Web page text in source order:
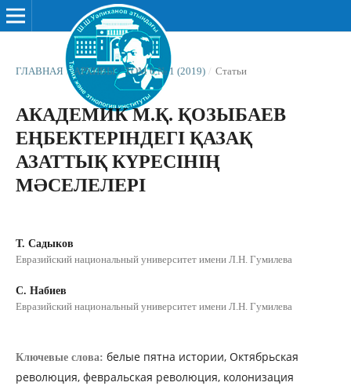
ГЛАВНАЯ / АРХИВЫ / ТОМ 6 № 1 (2019) / Статьи
АКАДЕМИК М.Қ. ҚОЗЫБАЕВ
ЕҢБЕКТЕРІНДЕГІ ҚАЗАҚ
АЗАТТЫҚ КҮРЕСІНІҢ
МƏСЕЛЕЛЕРІ
Т. Садыков
Евразийский национальный университет имени Л.Н. Гумилева
С. Набиев
Евразийский национальный университет имени Л.Н. Гумилева
Ключевые слова: белые пятна истории, Октябрьская
революция, февральская революция, колонизация